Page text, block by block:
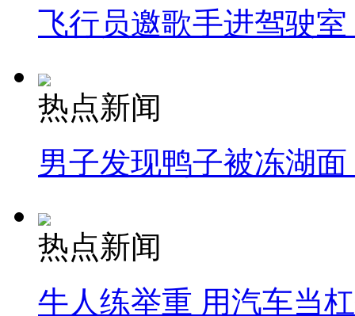
飞行员邀歌手进驾驶
热点新闻
男子发现鸭子被冻湖
热点新闻
牛人练举重 用汽车当